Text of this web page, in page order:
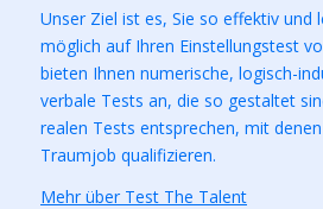
Unser Ziel ist es, Sie so effektiv und
möglich auf Ihren Einstellungstest
bieten Ihnen numerische, logisch-
verbale Tests an, die so gestaltet
realen Tests entsprechen, mit
Traumjob qualifizieren.
Mehr über Test The Talent